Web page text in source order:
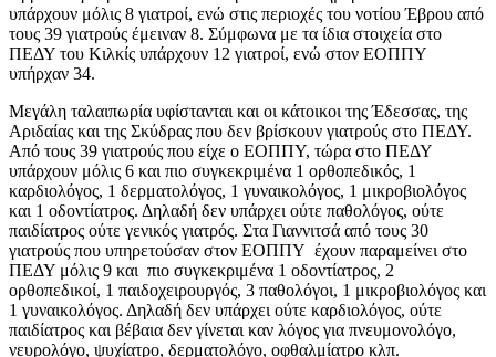
υπάρχουν μόλις 8 γιατροί, ενώ στις περιοχές του νοτίου Έβρου από
τους 39 γιατρούς έμειναν 8. Σύμφωνα με τα ίδια στοιχεία στο
ΠΕΔΥ του Κιλκίς υπάρχουν 12 γιατροί, ενώ στον ΕΟΠΠΥ
υπήρχαν 34.
Μεγάλη ταλαιπωρία υφίστανται και οι κάτοικοι της Έδεσσας, της
Αριδαίας και της Σκύδρας που δεν βρίσκουν γιατρούς στο ΠΕΔΥ.
Από τους 39 γιατρούς που είχε ο ΕΟΠΠΥ, τώρα στο ΠΕΔΥ
υπάρχουν μόλις 6 και πιο συγκεκριμένα 1 ορθοπεδικός, 1
καρδιολόγος, 1 δερματολόγος, 1 γυναικολόγος, 1 μικροβιολόγος
και 1 οδοντίατρος. Δηλαδή δεν υπάρχει ούτε παθολόγος, ούτε
παιδίατρος ούτε γενικός γιατρός. Στα Γιαννιτσά από τους 30
γιατρούς που υπηρετούσαν στον ΕΟΠΠΥ έχουν παραμείνει στο
ΠΕΔΥ μόλις 9 και πιο συγκεκριμένα 1 οδοντίατρος, 2
ορθοπεδικοί, 1 παιδοχειρουργός, 3 παθολόγοι, 1 μικροβιολόγος και
1 γυναικολόγος. Δηλαδή δεν υπάρχει ούτε καρδιολόγος, ούτε
παιδίατρος και βέβαια δεν γίνεται καν λόγος για πνευμονολόγο,
νευρολόγο, ψυχίατρο, δερματολόγο, οφθαλμίατρο κλπ.